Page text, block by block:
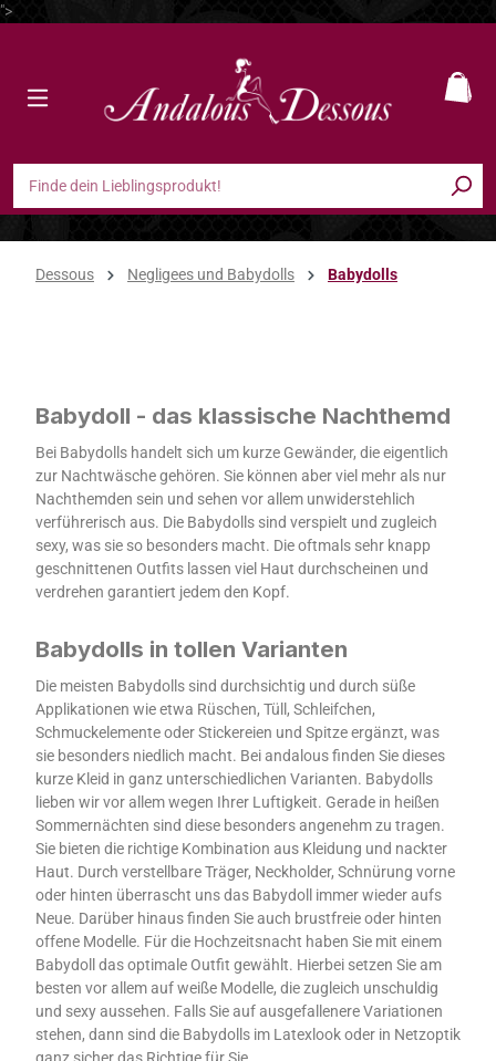
">
Dessous Negligees und Babydolls Babydolls
Babydoll - das klassische Nachthemd
Bei Babydolls handelt sich um kurze Gewänder, die eigentlich
zur Nachtwäsche gehören. Sie können aber viel mehr als nur
Nachthemden sein und sehen vor allem unwiderstehlich
verführerisch aus. Die Babydolls sind verspielt und zugleich
sexy, was sie so besonders macht. Die oftmals sehr knapp
geschnittenen Outfits lassen viel Haut durchscheinen und
verdrehen garantiert jedem den Kopf.
Babydolls in tollen Varianten
Die meisten Babydolls sind durchsichtig und durch süße
Applikationen wie etwa Rüschen, Tüll, Schleifchen,
Schmuckelemente oder Stickereien und Spitze ergänzt, was
sie besonders niedlich macht. Bei andalous finden Sie dieses
kurze Kleid in ganz unterschiedlichen Varianten. Babydolls
lieben wir vor allem wegen Ihrer Luftigkeit. Gerade in heißen
Sommernächten sind diese besonders angenehm zu tragen.
Sie bieten die richtige Kombination aus Kleidung und nackter
Haut. Durch verstellbare Träger, Neckholder, Schnürung vorne
oder hinten überrascht uns das Babydoll immer wieder aufs
Neue. Darüber hinaus finden Sie auch brustfreie oder hinten
offene Modelle. Für die Hochzeitsnacht haben Sie mit einem
Babydoll das optimale Outfit gewählt. Hierbei setzen Sie am
besten vor allem auf weiße Modelle, die zugleich unschuldig
und sexy aussehen. Falls Sie auf ausgefallenere Variationen
stehen, dann sind die Babydolls im Latexlook oder in Netzoptik